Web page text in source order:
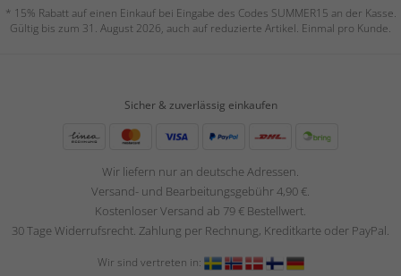
* 15% Rabatt auf einen Einkauf bei Eingabe des Codes SUMMER15 an der Kasse.
Gültig bis zum 31. August 2026, auch auf reduzierte Artikel. Einmal pro Kunde.
Sicher & zuverlässig einkaufen
Wir liefern nur an deutsche Adressen.
Versand- und Bearbeitungsgebühr 4,90 €.
Kostenloser Versand ab 79 € Bestellwert.
30 Tage Widerrufsrecht. Zahlung per Rechnung, Kreditkarte oder PayPal.
Wir sind vertreten in: